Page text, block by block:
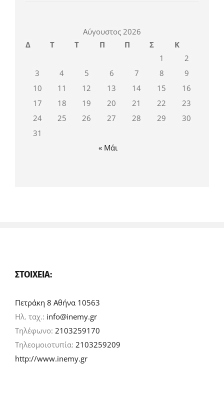
Αύγουστος 2026
Δ
Τ Τ Π Π Σ
Κ
1
2
3
4 5 6 7 8
9
10
11 12 13 14 15
16
17
18 19 20 21 22
23
24
25 26 27 28 29
30
31
« Μάι
ΣΤΟΙΧΕΊΑ:
Πετράκη 8 Αθήνα 10563
Ηλ. ταχ.: info@inemy.gr
Τηλέφωνο: 2103259170
Τηλεομοιοτυπία: 2103259209
http://www.inemy.gr